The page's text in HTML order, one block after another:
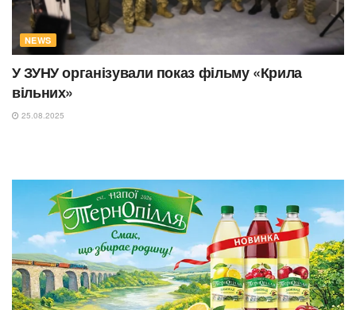
NEWS
У ЗУНУ організували показ фільму «Крила
вільних»
25.08.2025